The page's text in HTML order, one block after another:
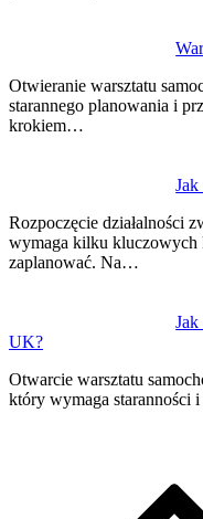
Otwieranie warsztatu
starannego planowania i
krokiem…
Jak
Rozpoczęcie działalności
wymaga kilku kluczowych
zaplanować. Na…
UK?
Otwarcie warsztatu
który wymaga staranności